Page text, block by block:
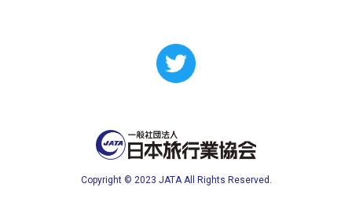
Copyright © 2023 JATA All Rights Reserved.